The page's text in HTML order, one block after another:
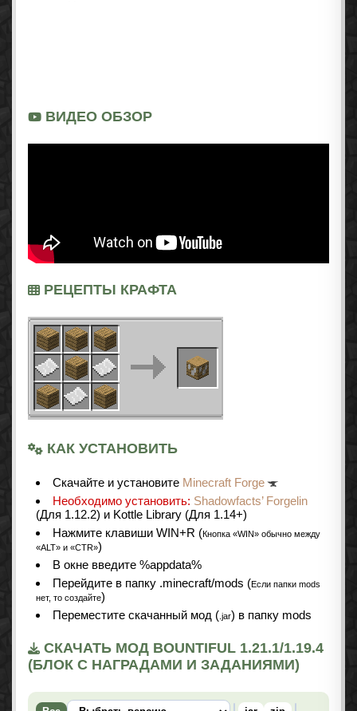
ВИДЕО ОБЗОР
РЕЦЕПТЫ КРАФТА
КАК УСТАНОВИТЬ
Cкачайте и установите Minecraft Forge
Необходимо установить: Shadowfacts’ Forgelin
(Для 1.12.2) и Kottle Library (Для 1.14+)
Нажмите клавиши WIN+R (Кнопка «WIN» обычно между
«ALT» и «CTR»)
В окне введите %appdata%
Перейдите в папку .minecraft/mods (Если папки mods
нет, то создайте)
Переместите скачанный мод ( .jar) в папку mods
СКАЧАТЬ МОД BOUNTIFUL 1.21.1/1.19.4
(БЛОК С НАГРАДАМИ И ЗАДАНИЯМИ)